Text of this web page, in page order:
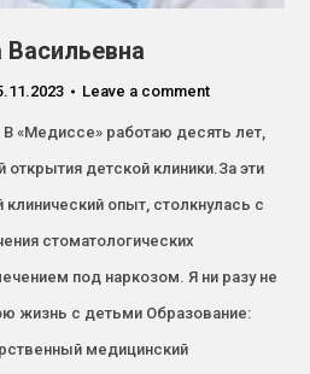
Васильевна
Leave a comment
«Медиссе» работаю десять лет,
детской клиники.За эти
опыт, столкнулась с
стоматологических
под наркозом. Я ни разу не
жизнь с детьми Образование:
медицинский